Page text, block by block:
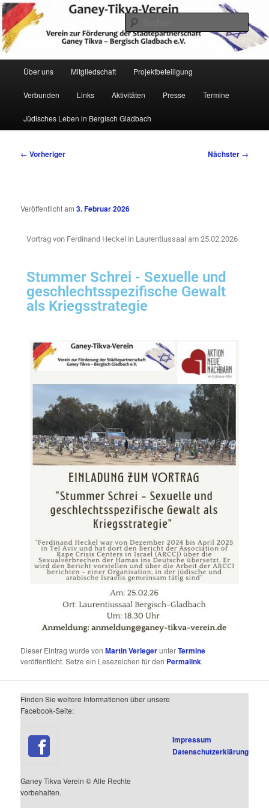
Zum
primären
Inhalt
springen
Ganey Tikva Verein Bergisch
Gladbach
Verein zur Förderung der Städtepartnerschaft Ganey Tikva – Bergisch
Gladbach e. V.
Hauptmenü
Über uns Mitgliedschaft Projektbeteiligung
Verbunden Links Aktivitäten Presse Termine
Jüdisches Leben in Bergisch Gladbach
Beitragsnavigation
← Vorheriger Nächster →
Veröffentlicht am3. Februar 2026
Vortrag von Ferdinand Heckel in Laurentiussaal am 25.02.2026
Stummer Schrei - Sexuelle und
geschlechtsspezifische Gewalt
als Kriegsstrategie
Dieser Eintrag wurde vonMartin VerlegerunterTermine
veröffentlicht. Setze ein Lesezeichen für den Permalink.
Finden Sie weitere Informationen über unsere
Facebook-Seite:
Ganey Tikva Verein © Alle Rechte
vorbehalten.
Impressum
Datenschutzerklärung